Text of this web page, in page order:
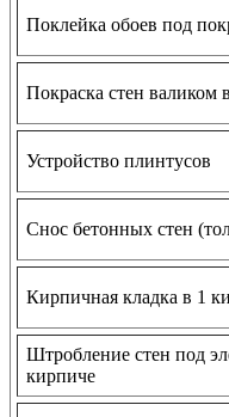
Поклейка обоев под
Покраска стен валиком
Устройство плинтусов
Снос бетонных стен
Кирпичная кладка в 1
Штробление стен под
кирпиче